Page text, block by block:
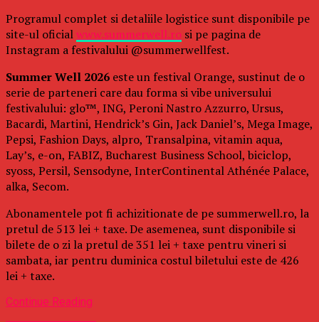
Programul complet si detaliile logistice sunt disponibile pe
site-ul oficialwww.summerwell.ro si pe pagina de
Instagram a festivalului @summerwellfest.
Summer Well 2026 este un festival Orange, sustinut de o
serie de parteneri care dau forma si vibe universului
festivalului: glo™, ING, Peroni Nastro Azzurro, Ursus,
Bacardi, Martini, Hendrick’s Gin, Jack Daniel’s, Mega Image,
Pepsi, Fashion Days, alpro, Transalpina, vitamin aqua,
Lay’s, e-on, FABIZ, Bucharest Business School, biciclop,
syoss, Persil, Sensodyne, InterContinental Athénée Palace,
alka, Secom.
Abonamentele pot fi achizitionate de pe summerwell.ro, la
pretul de 513 lei + taxe. De asemenea, sunt disponibile si
bilete de o zi la pretul de 351 lei + taxe pentru vineri si
sambata, iar pentru duminica costul biletului este de 426
lei + taxe.
Continue Reading